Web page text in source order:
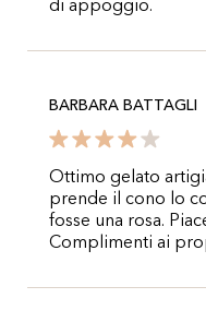
di appoggio.
BARBARA BATTAGLI
Ottimo gelato
prende il cono lo
fosse una rosa.
Complimenti ai